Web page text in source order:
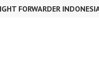
FORWARDER